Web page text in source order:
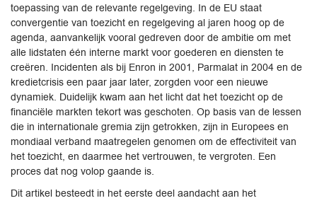
toepassing van de relevante regelgeving. In de EU staat
convergentie van toezicht en regelgeving al jaren hoog op de
agenda, aanvankelijk vooral gedreven door de ambitie om met
alle lidstaten één interne markt voor goederen en diensten te
creëren. Incidenten als bij Enron in 2001, Parmalat in 2004 en de
kredietcrisis een paar jaar later, zorgden voor een nieuwe
dynamiek. Duidelijk kwam aan het licht dat het toezicht op de
financiële markten tekort was geschoten. Op basis van de lessen
die in internationale gremia zijn getrokken, zijn in Europees en
mondiaal verband maatregelen genomen om de effectiviteit van
het toezicht, en daarmee het vertrouwen, te vergroten. Een
proces dat nog volop gaande is.
Dit artikel besteedt in het eerste deel aandacht aan het